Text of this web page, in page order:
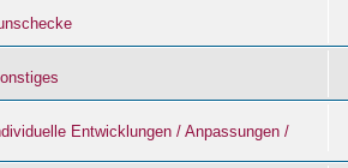
Entwicklungen / Anpassungen /